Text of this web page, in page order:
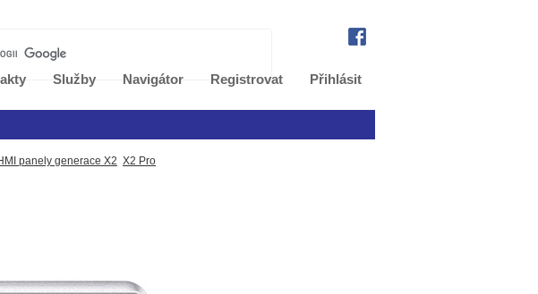
Služby Navigátor Registrovat Přihlásit
panely generace X2 X2 Pro